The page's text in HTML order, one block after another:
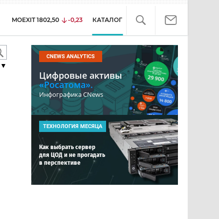
MOEXIT 1802,50 -0,23 КАТАЛОГ
CNEWS ANALYTICS
Цифровые активы
«Росатома».
Инфографика CNews
ТЕХНОЛОГИЯ МЕСЯЦА
Как выбрать сервер
для ЦОД и не прогадать
в перспективе